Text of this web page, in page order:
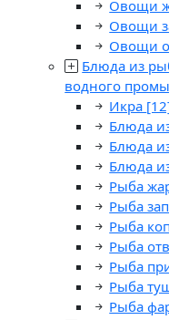
Овощи
Овощи
Овощи
Блюда из
водного
Икра
Блюда
Блюда
Блюда
Рыба
Рыба
Рыба
Рыба
Рыба
Рыба
Рыба